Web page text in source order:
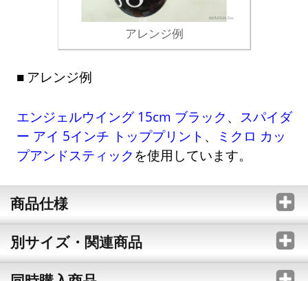
アレンジ例
アレンジ例
エンジェルウイング 15cm ブラック 、
スパイダ
ー アイ 5インチ トッププリント 、
ミクロ カッ
プアンドスティック を使用しています。
商品仕様
別サイズ・関連商品